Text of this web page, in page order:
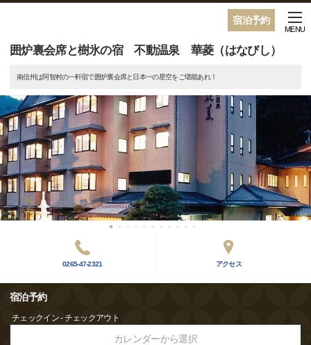
宿泊予約
囲炉裏会席と樹氷の宿 不動温泉 華菱（はなびし）
MENU
南信州は阿智村の一軒宿で囲炉裏会席と日本一の星空をご堪能あれ！
0265-47-2321 アクセス
宿泊予約
チェックイン - チェックアウト
カレンダーから選択